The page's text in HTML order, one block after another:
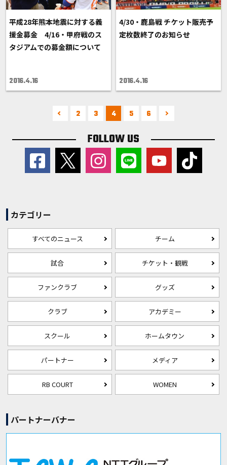
平成28年熊本地震に対する義
援金募金 4/16・甲府戦のス
タジアムでの募金額について
2016.4.16
4/30・鹿島戦 チケット販売予
定枚数終了のお知らせ
2016.4.16
2 3 4 5 6
FOLLOW US
カテゴリー
すべてのニュース チーム
試合 チケット・観戦
ファンクラブ グッズ
クラブ アカデミー
スクール ホームタウン
パートナー メディア
RB COURT WOMEN
パートナーバナー